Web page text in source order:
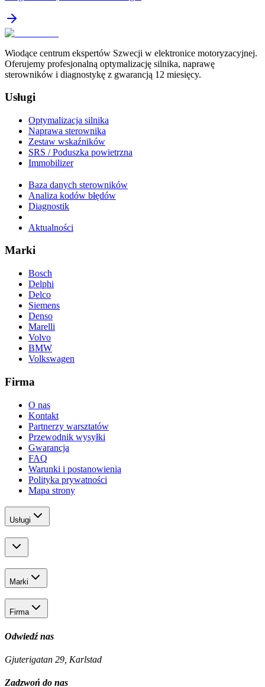
Wiodące centrum ekspertów Szwecji w elektronice motoryzacyjnej.
Oferujemy profesjonalną optymalizację silnika, naprawę
sterowników i diagnostykę z gwarancją 12 miesięcy.
Usługi
Optymalizacja silnika
Naprawa sterownika
Zestaw wskaźników
SRS / Poduszka powietrzna
Immobilizer
Baza danych sterowników
Analiza kodów błędów
Diagnostik
Aktualności
Marki
Bosch
Delphi
Delco
Siemens
Denso
Marelli
Volvo
BMW
Volkswagen
Firma
O nas
Kontakt
Partnerzy warsztatów
Przewodnik wysyłki
Gwarancja
FAQ
Warunki i postanowienia
Polityka prywatności
Mapa strony
Usługi
Marki
Firma
Odwiedź nas
Gjuterigatan 29, Karlstad
Zadzwoń do nas